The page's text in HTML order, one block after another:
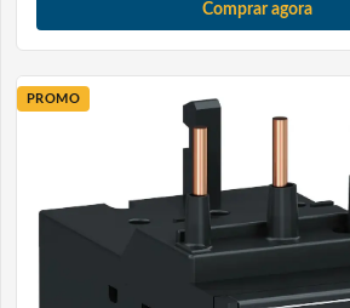
Comprar agora
PROMO